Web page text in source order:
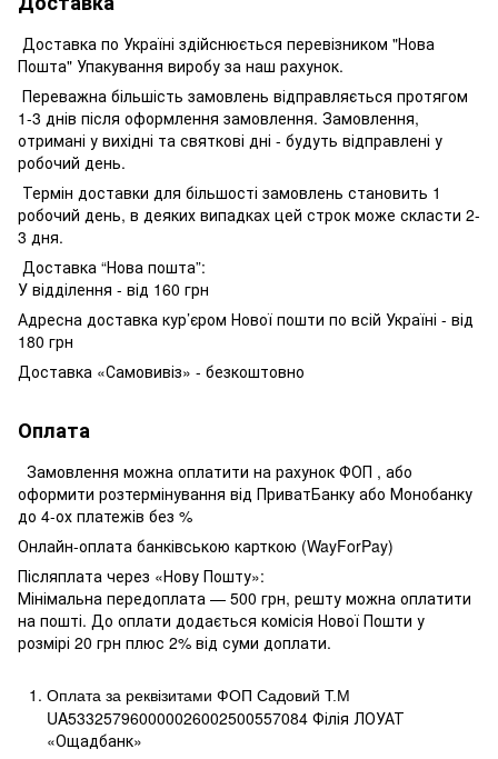
Доставка по Україні здійснюється перевізником "Нова
Пошта" Упакування виробу за наш рахунок.
Переважна більшість замовлень відправляється протягом
1-3 днів після оформлення замовлення. Замовлення,
отримані у вихідні та святкові дні - будуть відправлені у
робочий день.
Термін доставки для більшості замовлень становить 1
робочий день, в деяких випадках цей строк може скласти 2-
3 дня.
Доставка “Нова пошта”:
У відділення - від 160 грн
Адресна доставка кур’єром Нової пошти по всій Україні - від
180 грн
Доставка «Самовивіз» - безкоштовно
Оплата
Замовлення можна оплатити на рахунок ФОП , або
оформити розтермінування від ПриватБанку або Монобанку
до 4-ох платежів без %
Онлайн-оплата банківською карткою (WayForPay)
Післяплата через «Нову Пошту»:
Мінімальна передоплата — 500 грн, решту можна оплатити
на пошті. До оплати додається комісія Нової Пошти у
розмірі 20 грн плюс 2% від суми доплати.
Оплата за реквізитами ФОП Садовий Т.М
UA533257960000026002500557084 Філія ЛОУАТ
«Ощадбанк»